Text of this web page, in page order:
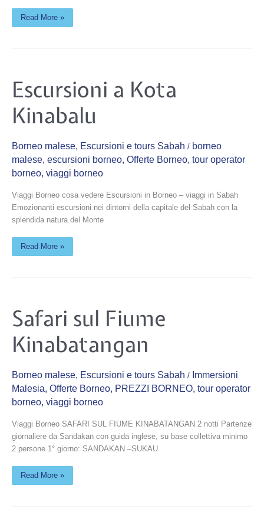
Read More »
Escursioni a Kota
Kinabalu
Borneo malese, Escursioni e tours Sabah / borneo
malese, escursioni borneo, Offerte Borneo, tour operator
borneo, viaggi borneo
Viaggi Borneo cosa vedere Escursioni in Borneo – viaggi in Sabah
Emozionanti escursioni nei dintorni della capitale del Sabah con la
splendida natura del Monte
Escursioni
a
Kota
Kinabalu
Read More »
Safari sul Fiume
Kinabatangan
Borneo malese, Escursioni e tours Sabah / Immersioni
Malesia, Offerte Borneo, PREZZI BORNEO, tour operator
borneo, viaggi borneo
Viaggi Borneo SAFARI SUL FIUME KINABATANGAN 2 notti Partenze
giornaliere da Sandakan con guida inglese, su base collettiva minimo
2 persone 1° giorno: SANDAKAN –SUKAU
Safari
sul
Fiume
Kinabatangan
Read More »